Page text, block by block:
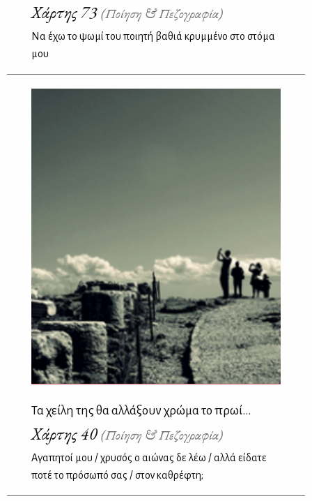
Χάρτης 73 (Ποίηση & Πεζογραφία)
Να έχω το ψωμί του ποιητή βαθιά κρυμμένο στο στόμα
μου
Τα χείλη της θα αλλάξουν χρώμα το πρωί...
Χάρτης 40(Ποίηση & Πεζογραφία)
Αγαπητοί μου / χρυσός ο αιώνας δε λέω / αλλά είδατε
ποτέ το πρόσωπό σας / στον καθρέφτη;